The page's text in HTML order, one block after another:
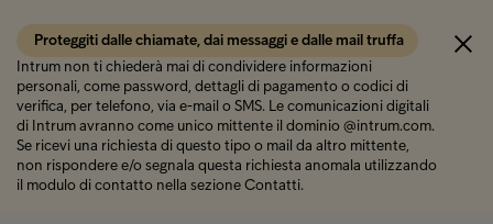
Proteggiti dalle chiamate, dai messaggi e dalle mail truffa
Intrum non ti chiederà mai di condividere informazioni
personali, come password, dettagli di pagamento o codici di
verifica, per telefono, via e-mail o SMS. Le comunicazioni digitali
di Intrum avranno come unico mittente il dominio @intrum.com.
Se ricevi una richiesta di questo tipo o mail da altro mittente,
non rispondere e/o segnala questa richiesta anomala utilizzando
il modulo di contatto nella sezione Contatti.